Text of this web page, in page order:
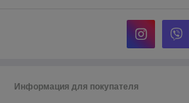
Информация для покупателя